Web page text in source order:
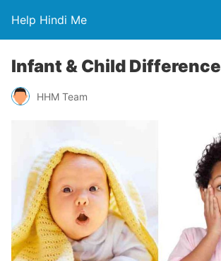
Help Hindi Me
Infant & Child Difference
HHM Team